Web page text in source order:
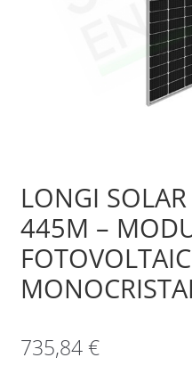
LONGI
445M –
735,84€